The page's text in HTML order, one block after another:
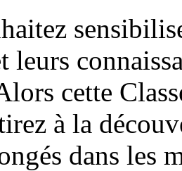
leurs
cette
à la
dans les